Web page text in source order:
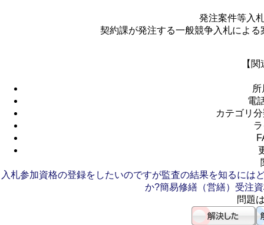
発注案件等入
契約課が発注する一般競争入札によ
【
電
カテゴリ
入札参加資格の登録をしたいのですが監査の結果を知るには
か?簡易修繕（営繕）受注
問題